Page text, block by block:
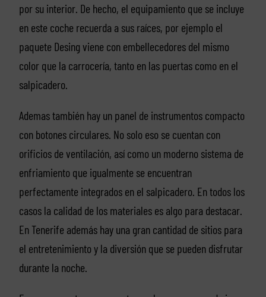
por su interior. De hecho, el equipamiento que se incluye
en este coche recuerda a sus raíces, por ejemplo el
paquete Desing viene con embellecedores del mismo
color que la carrocería, tanto en las puertas como en el
salpicadero.
Ademas también hay un panel de instrumentos compacto
con botones circulares. No solo eso se cuentan con
orificios de ventilación, así como un moderno sistema de
enfriamiento que igualmente se encuentran
perfectamente integrados en el salpicadero. En todos los
casos la calidad de los materiales es algo para destacar.
En Tenerife además hay una gran cantidad de sitios para
el entretenimiento y la diversión que se pueden disfrutar
durante la noche.